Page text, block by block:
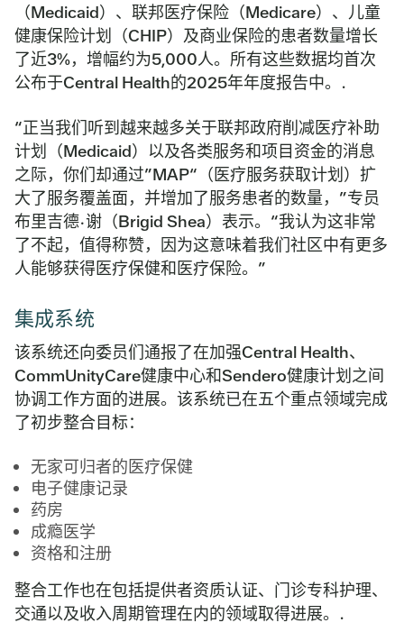
（Medicaid）、联邦医疗保险（Medicare）、儿童
健康保险计划（CHIP）及商业保险的患者数量增长
了近3%，增幅约为5,000人。所有这些数据均首次
公布于Central Health的2025年年度报告中。.
“正当我们听到越来越多关于联邦政府削减医疗补助
计划（Medicaid）以及各类服务和项目资金的消息
之际，你们却通过”MAP“（医疗服务获取计划）扩
大了服务覆盖面，并增加了服务患者的数量，”专员
布里吉德·谢（Brigid Shea）表示。“我认为这非常
了不起，值得称赞，因为这意味着我们社区中有更多
人能够获得医疗保健和医疗保险。”
集成系统
该系统还向委员们通报了在加强Central Health、
CommUnityCare健康中心和Sendero健康计划之间
协调工作方面的进展。该系统已在五个重点领域完成
了初步整合目标：
无家可归者的医疗保健
电子健康记录
药房
成瘾医学
资格和注册
整合工作也在包括提供者资质认证、门诊专科护理、
交通以及收入周期管理在内的领域取得进展。.